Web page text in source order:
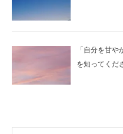
「自分を甘
を知ってくだ